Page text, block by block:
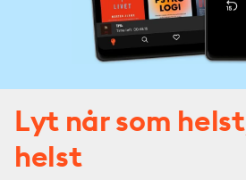
Lyt når som
helst